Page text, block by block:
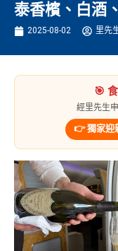
泰香檳、白酒
2025-08-02 里先
🎯
經里先生
👉 獨家迎